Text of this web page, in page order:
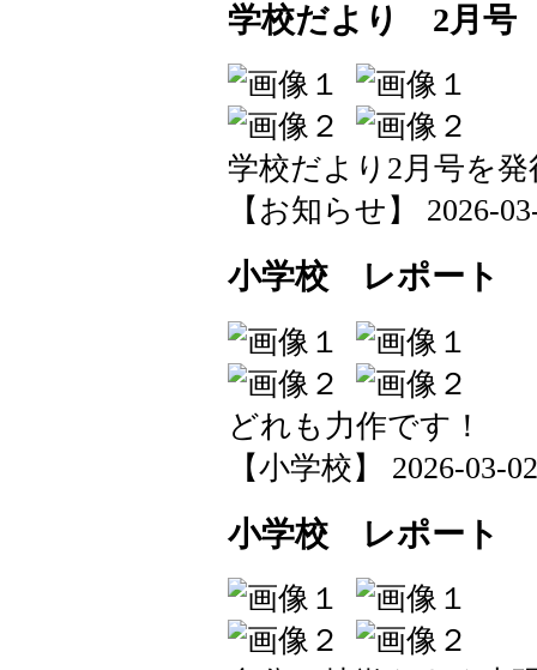
学校だより 2月号
学校だより2月号を
【お知らせ】 2026-
小学校 レポート
どれも力作です！
【小学校】 2026-03-
小学校 レポート